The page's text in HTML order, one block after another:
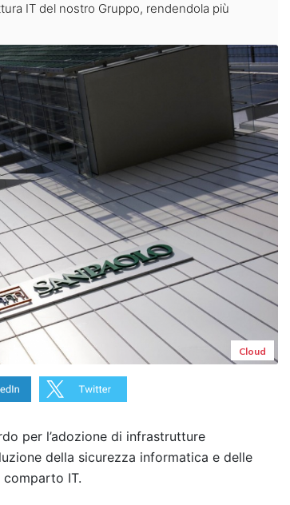
IT del nostro Gruppo, rendendola più
Cloud
per l’adozione di infrastrutture
della sicurezza informatica e delle
IT.